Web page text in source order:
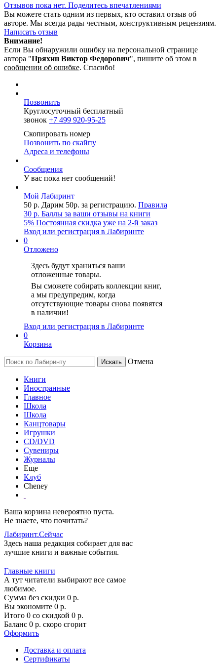
Отзывов пока нет. Поделитесь впечатлениями
Вы можете стать одним из первых, кто оставил отзыв об
авторе. Мы всегда рады честным, конструктивным рецензиям.
Написать отзыв
Внимание!
Если Вы обнаружили ошибку на персональной странице
автора "Пряхин Виктор Федорович", пишите об этом в
сообщении об ошибке. Спасибо!
Позвонить
Круглосуточный бесплатный
звонок +7 499 920-95-25
Скопировать номер
Позвонить по скайпу
Адреса и телефоны
Сообщения
У вас пока нет сообщений!
Mой Лаб​иринт
50 р. Дарим 50р. за регистрацию. Правила
30 р. Баллы за ваши отзывы на книги
5% Постоянная скидка уже на 2-й заказ
Вход или регистрация в Лабиринте
0
Отложено
Здесь будут храниться ваши
отложенные товары.
Вы сможете собирать коллекции книг,
а мы предупредим, когда
отсутствующие товары снова появятся
в наличии!
Вход или регистрация в Лабиринте
0
Корзина
Искать Отмена
Книги
Иностранные
Главное
Школа
Школа
Канцтовары
Игрушки
CD/DVD
Сувениры
Журналы
Еще
Клуб
Cheney
Ваша корзина невероятно пуста.
Не знаете, что почитать?
Лабиринт.Сейчас
Здесь наша редакция собирает для вас
лучшие книги и важные события.
Главные книги
А тут читатели выбирают все самое
любимое.
Сумма без скидки 0 р.
Вы экономите 0 р.
Итого 0 со скидкой 0 р.
Баланс 0 р. скоро сгорит
Оформить
Доставка и оплата
Сертификаты